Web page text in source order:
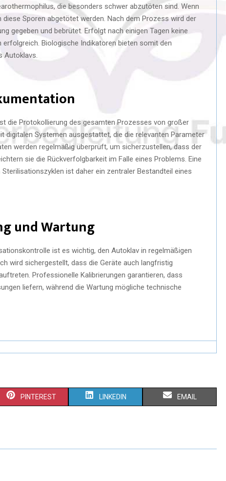
die besonders schwer abzutöten sind. Wenn
Sporen abgetötet werden. Nach dem Prozess wird der
gegeben und bebrütet. Erfolgt nach einigen Tagen keine
Biologische Indikatoren bieten somit den
Autoklavs.
die Protokollierung des gesamten Prozesses von großer
digitalen Systemen ausgestattet, die die relevanten Parameter
werden regelmäßig überprüft, um sicherzustellen, dass der
sie die Rückverfolgbarkeit im Falle eines Problems. Eine
ist daher ein zentraler Bestandteil eines
und Wartung
ist es wichtig, den Autoklav in regelmäßigen
wird sichergestellt, dass die Geräte auch langfristig
Professionelle Kalibrierungen garantieren, dass
liefern, während die Wartung mögliche technische
PINTEREST LINKEDIN EMAIL